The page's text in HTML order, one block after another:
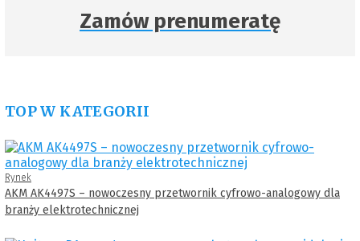
Zamów prenumeratę
TOP W KATEGORII
Rynek
AKM AK4497S – nowoczesny przetwornik cyfrowo-analogowy dla
branży elektrotechnicznej